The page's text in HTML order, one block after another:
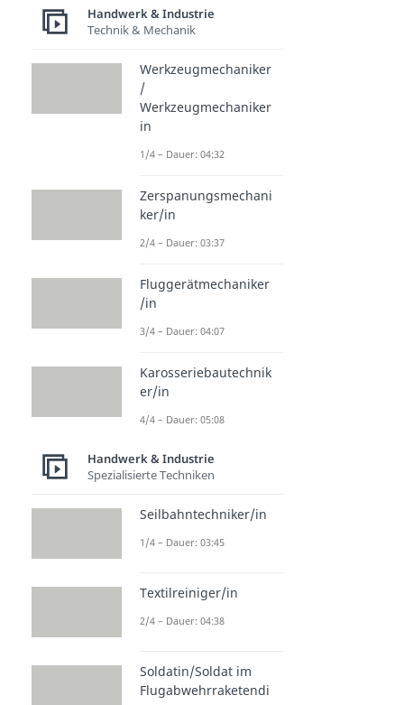
Handwerk & Industrie
Technik & Mechanik
Werkzeugmechaniker
/
Werkzeugmechaniker
in
1/4 – Dauer: 04:32
Zerspanungsmechani
ker/in
2/4 – Dauer: 03:37
Fluggerätmechaniker
/in
3/4 – Dauer: 04:07
Karosseriebautechnik
er/in
4/4 – Dauer: 05:08
Handwerk & Industrie
Spezialisierte Techniken
Seilbahntechniker/in
1/4 – Dauer: 03:45
Textilreiniger/in
2/4 – Dauer: 04:38
Soldatin/Soldat im
Flugabwehrraketendi